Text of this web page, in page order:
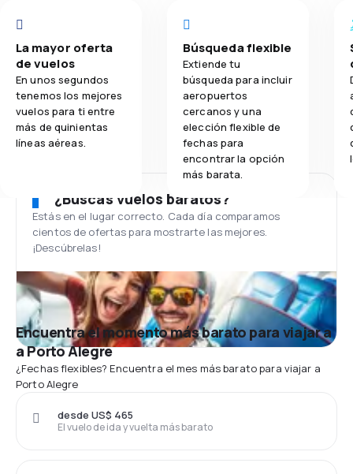
La mayor oferta
de vuelos
En unos segundos
tenemos los mejores
vuelos para ti entre
más de quinientas
líneas aéreas.
Búsqueda flexible
Extiende tu
búsqueda para incluir
aeropuertos
cercanos y una
elección flexible de
fechas para
encontrar la opción
más barata.
¿Buscas vuelos baratos?
Estás en el lugar correcto. Cada día comparamos
cientos de ofertas para mostrarte las mejores.
¡Descúbrelas!
Encuentra el momento más barato para viajar a
a Porto Alegre
¿Fechas flexibles? Encuentra el mes más barato para viajar a
Porto Alegre
El vuelo de ida y vuelta más barato
desde US$ 465